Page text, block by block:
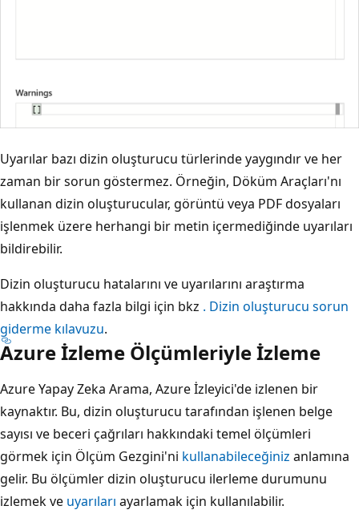
Uyarılar bazı dizin oluşturucu türlerinde yaygındır ve her
zaman bir sorun göstermez. Örneğin, Döküm Araçları'nı
kullanan dizin oluşturucular, görüntü veya PDF dosyaları
işlenmek üzere herhangi bir metin içermediğinde uyarıları
bildirebilir.
Dizin oluşturucu hatalarını ve uyarılarını araştırma
hakkında daha fazla bilgi için bkz . Dizin oluşturucu sorun
giderme kılavuzu.
Azure İzleme Ölçümleriyle İzleme
Azure Yapay Zeka Arama, Azure İzleyici'de izlenen bir
kaynaktır. Bu, dizin oluşturucu tarafından işlenen belge
sayısı ve beceri çağrıları hakkındaki temel ölçümleri
görmek için Ölçüm Gezgini'ni kullanabileceğiniz anlamına
gelir. Bu ölçümler dizin oluşturucu ilerleme durumunu
izlemek ve uyarıları ayarlamak için kullanılabilir.